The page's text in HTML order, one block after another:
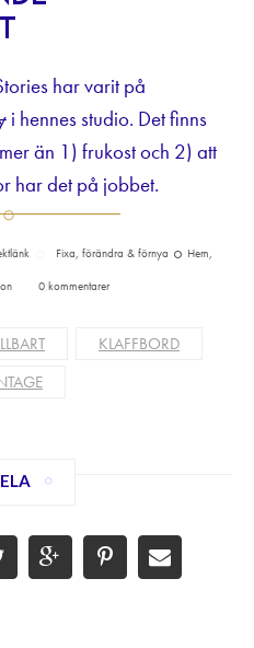
har varit på
i hennes studio. Det finns
än 1) frukost och 2) att
har det på jobbet.
Fixa, förändra & förnya Hem,
0 kommentarer
KLAFFBORD